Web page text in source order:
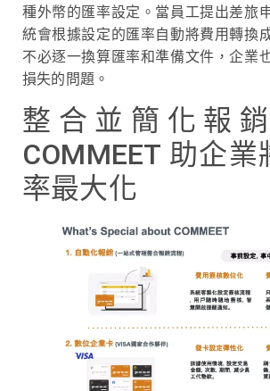
種外幣的匯率設定。 當員工提出差旅
統會根據設定的匯率自動將費用轉換
不必逐一換算匯率和準備文件，企業
損失的問題。
整合並簡化報
COMMEET 助企
率最大化